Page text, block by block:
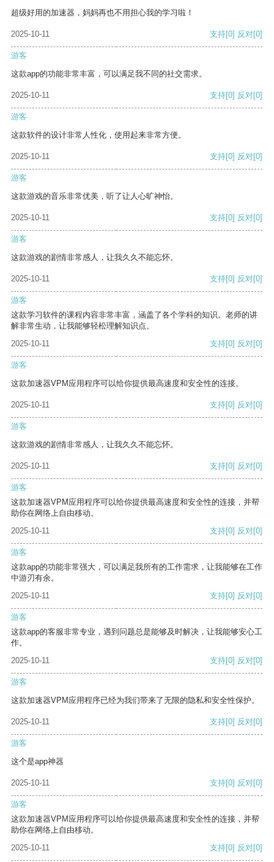
超级好用的加速器，妈妈再也不用担心我的学习啦！
2025-10-11 支持[0] 反对[0]
游客
这款app的功能非常丰富，可以满足我不同的社交需求。
2025-10-11 支持[0] 反对[0]
游客
这款软件的设计非常人性化，使用起来非常方便。
2025-10-11 支持[0] 反对[0]
游客
这款游戏的音乐非常优美，听了让人心旷神怡。
2025-10-11 支持[0] 反对[0]
游客
这款游戏的剧情非常感人，让我久久不能忘怀。
2025-10-11 支持[0] 反对[0]
游客
这款学习软件的课程内容非常丰富，涵盖了各个学科的知识。老师的讲
解非常生动，让我能够轻松理解知识点。
2025-10-11
支持[0] 反对[0]
游客
这款加速器VPM应用程序可以给你提供最高速度和安全性的连接。
2025-10-11 支持[0] 反对[0]
游客
这款游戏的剧情非常感人，让我久久不能忘怀。
2025-10-11 支持[0] 反对[0]
游客
这款加速器VPM应用程序可以给你提供最高速度和安全性的连接，并帮
助你在网络上自由移动。
2025-10-11
支持[0] 反对[0]
游客
这款app的功能非常强大，可以满足我所有的工作需求，让我能够在工作
中游刃有余。
2025-10-11
支持[0] 反对[0]
游客
这款app的客服非常专业，遇到问题总是能够及时解决，让我能够安心工
作。
2025-10-11
支持[0] 反对[0]
游客
这款加速器VPM应用程序已经为我们带来了无限的隐私和安全性保护。
2025-10-11 支持[0] 反对[0]
游客
这个是app神器
2025-10-11 支持[0] 反对[0]
游客
这款加速器VPM应用程序可以给你提供最高速度和安全性的连接，并帮
助你在网络上自由移动。
2025-10-11
支持[0] 反对[0]